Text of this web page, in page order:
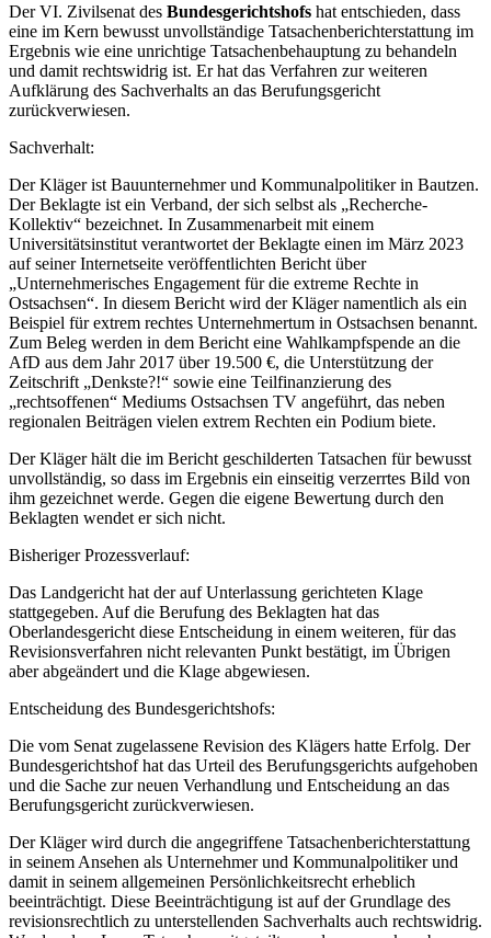
Der VI. Zivilsenat des Bundesgerichtshofs hat entschieden, dass
eine im Kern bewusst unvollständige Tatsachenberichterstattung im
Ergebnis wie eine unrichtige Tatsachenbehauptung zu behandeln
und damit rechtswidrig ist. Er hat das Verfahren zur weiteren
Aufklärung des Sachverhalts an das Berufungsgericht
zurückverwiesen.
Sachverhalt:
Der Kläger ist Bauunternehmer und Kommunalpolitiker in Bautzen.
Der Beklagte ist ein Verband, der sich selbst als „Recherche-
Kollektiv“ bezeichnet. In Zusammenarbeit mit einem
Universitätsinstitut verantwortet der Beklagte einen im März 2023
auf seiner Internetseite veröffentlichten Bericht über
„Unternehmerisches Engagement für die extreme Rechte in
Ostsachsen“. In diesem Bericht wird der Kläger namentlich als ein
Beispiel für extrem rechtes Unternehmertum in Ostsachsen benannt.
Zum Beleg werden in dem Bericht eine Wahlkampfspende an die
AfD aus dem Jahr 2017 über 19.500 €, die Unterstützung der
Zeitschrift „Denkste?!“ sowie eine Teilfinanzierung des
„rechtsoffenen“ Mediums Ostsachsen TV angeführt, das neben
regionalen Beiträgen vielen extrem Rechten ein Podium biete.
Der Kläger hält die im Bericht geschilderten Tatsachen für bewusst
unvollständig, so dass im Ergebnis ein einseitig verzerrtes Bild von
ihm gezeichnet werde. Gegen die eigene Bewertung durch den
Beklagten wendet er sich nicht.
Bisheriger Prozessverlauf:
Das Landgericht hat der auf Unterlassung gerichteten Klage
stattgegeben. Auf die Berufung des Beklagten hat das
Oberlandesgericht diese Entscheidung in einem weiteren, für das
Revisionsverfahren nicht relevanten Punkt bestätigt, im Übrigen
aber abgeändert und die Klage abgewiesen.
Entscheidung des Bundesgerichtshofs:
Die vom Senat zugelassene Revision des Klägers hatte Erfolg. Der
Bundesgerichtshof hat das Urteil des Berufungsgerichts aufgehoben
und die Sache zur neuen Verhandlung und Entscheidung an das
Berufungsgericht zurückverwiesen.
Der Kläger wird durch die angegriffene Tatsachenberichterstattung
in seinem Ansehen als Unternehmer und Kommunalpolitiker und
damit in seinem allgemeinen Persönlichkeitsrecht erheblich
beeinträchtigt. Diese Beeinträchtigung ist auf der Grundlage des
revisionsrechtlich zu unterstellenden Sachverhalts auch rechtswidrig.